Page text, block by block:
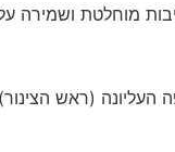
מוחלטת ושמירה
(ראש